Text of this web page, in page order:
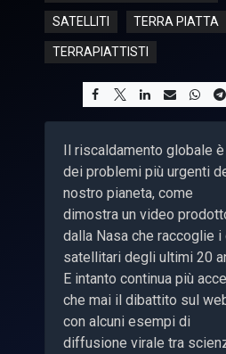
SATELLITI TERRA PIATTA
TERRAPIATTISTI
Il riscaldamento globale è
dei problemi più urgenti
nostro pianeta, come
dimostra un video
dalla Nasa che raccoglie i
satellitari degli ultimi 20
E intanto continua più
che mai il dibattito sul
con alcuni esempi di
diffusione virale tra